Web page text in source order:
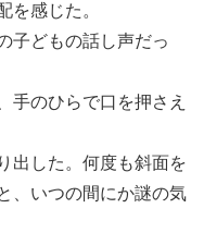
を感じた。
子どもの話し声だっ
手のひらで口を押さえ
出した。何度も斜面を
、いつの間にか謎の気